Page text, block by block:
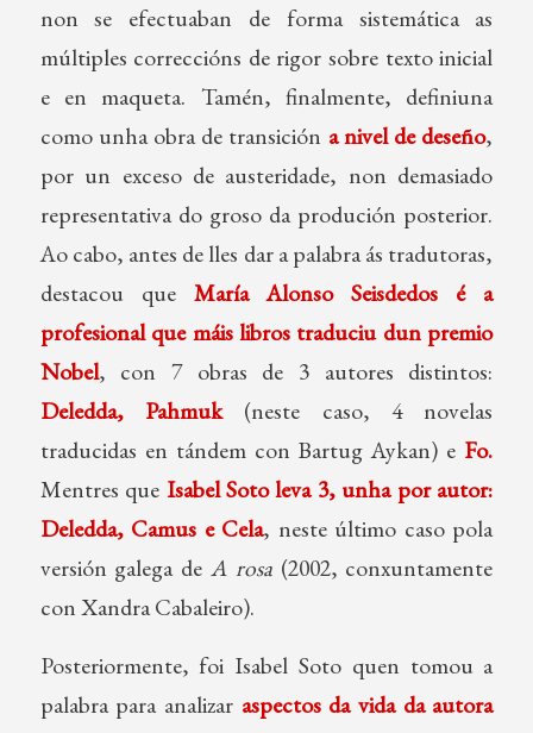
non se efectuaban de forma sistemática as
múltiples correccións de rigor sobre texto inicial
e en maqueta. Tamén, finalmente, definiuna
como unha obra de transición a nivel de deseño,
por un exceso de austeridade, non demasiado
representativa do groso da produción posterior.
Ao cabo, antes de lles dar a palabra ás tradutoras,
destacou que María Alonso Seisdedos é a
profesional que máis libros traduciu dun premio
Nobel, con 7 obras de 3 autores distintos:
Deledda, Pahmuk(neste caso, 4 novelas
traducidas en tándem con Bartug Aykan) e Fo.
Mentres que Isabel Soto leva 3, unha por autor:
Deledda, Camus e Cela, neste último caso pola
versión galega de A rosa(2002, conxuntamente
con Xandra Cabaleiro).
Posteriormente, foi Isabel Soto quen tomou a
palabra para analizaraspectos da vida da autora